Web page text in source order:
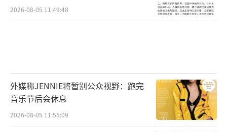
2026-08-05 11:49:48
外媒称JENNIE将暂别公众视野：跑完
音乐节后会休息
2026-08-05 11:55:09